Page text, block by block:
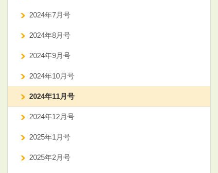
2024年7月号
2024年8月号
2024年9月号
2024年10月号
2024年11月号
2024年12月号
2025年1月号
2025年2月号